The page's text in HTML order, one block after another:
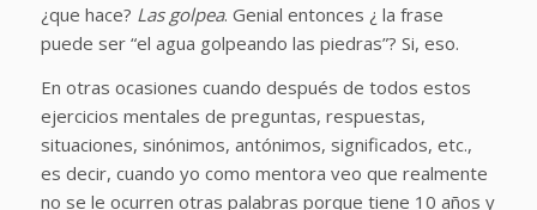
¿que hace? Las golpea. Genial entonces ¿ la frase
puede ser “el agua golpeando las piedras”? Si, eso.
En otras ocasiones cuando después de todos estos
ejercicios mentales de preguntas, respuestas,
situaciones, sinónimos, antónimos, significados, etc.,
es decir, cuando yo como mentora veo que realmente
no se le ocurren otras palabras porque tiene 10 años y